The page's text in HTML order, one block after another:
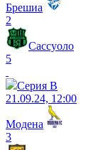
Брешиа
2
Сассуоло
5
Серия B
21.09.24, 12:00
Модена
3